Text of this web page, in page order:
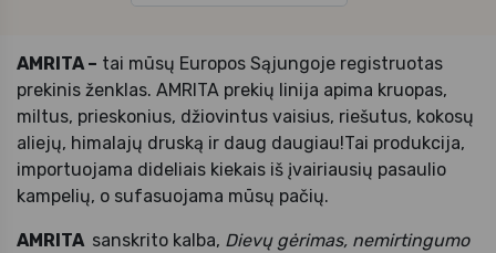
AMRITA – tai mūsų Europos Sąjungoje registruotas
prekinis ženklas. AMRITA prekių linija apima kruopas,
miltus, prieskonius, džiovintus vaisius, riešutus, kokosų
aliejų, himalajų druską ir daug daugiau!Tai produkcija,
importuojama dideliais kiekais iš įvairiausių pasaulio
kampelių, o sufasuojama mūsų pačių.
AMRITA sanskrito kalba, Dievų gėrimas, nemirtingumo